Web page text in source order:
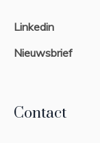
Linkedin
Nieuwsbrief
Contact